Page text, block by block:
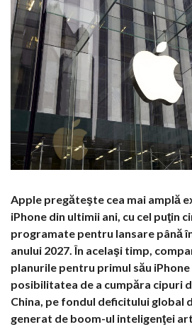
Apple pregăteşte cea mai amplă
iPhone din ultimii ani, cu cel puţin
programate pentru lansare până
anului 2027. În acelaşi timp,
planurile pentru primul său
posibilitatea de a cumpăra cipuri
China, pe fondul deficitului global
generat de boom-ul inteligenţei